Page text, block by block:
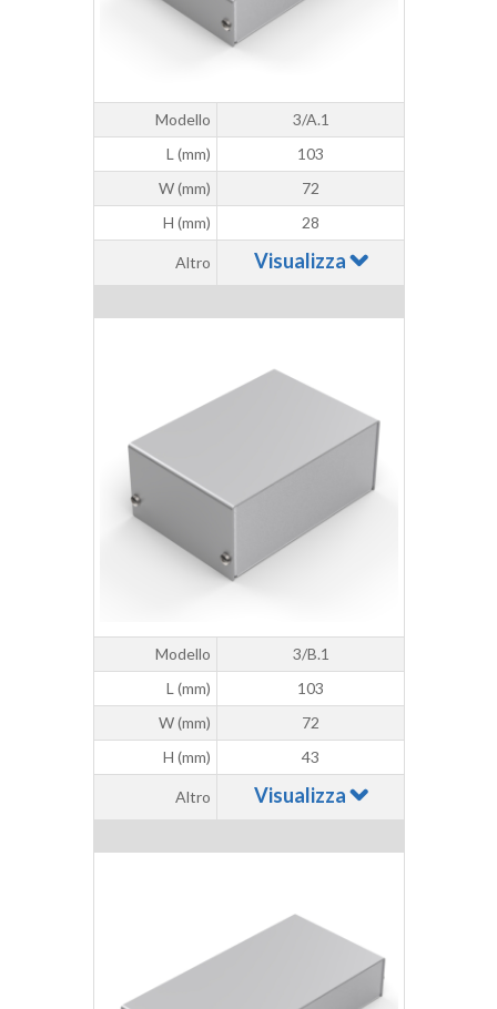
Modello
3/A.1
L (mm)
103
W (mm)
72
H (mm)
28
Altro Visualizza
Modello
3/B.1
L (mm)
103
W (mm)
72
H (mm)
43
Altro Visualizza